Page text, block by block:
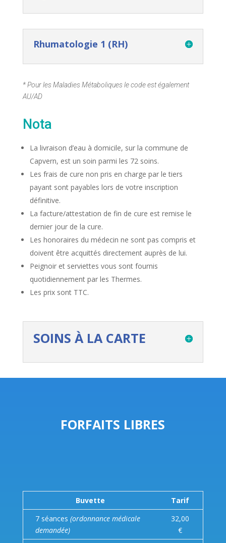
Rhumatologie 1 (RH)
* Pour les Maladies Métaboliques le code est également
AU/AD
Nota
La livraison d’eau à domicile, sur la commune de
Capvern, est un soin parmi les 72 soins.
Les frais de cure non pris en charge par le tiers
payant sont payables lors de votre inscription
définitive.
La facture/attestation de fin de cure est remise le
dernier jour de la cure.
Les honoraires du médecin ne sont pas compris et
doivent être acquittés directement auprès de lui.
Peignoir et serviettes vous sont fournis
quotidiennement par les Thermes.
Les prix sont TTC.
SOINS À LA CARTE
FORFAITS LIBRES
Buvette
Tarif
7 séances (ordonnance médicale
demandée)
32,00
€